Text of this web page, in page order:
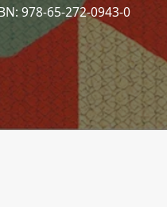
978-65-272-0943-0